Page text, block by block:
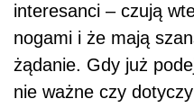
interesanci – czują
nogami i że mają
żądanie. Gdy już
nie ważne czy